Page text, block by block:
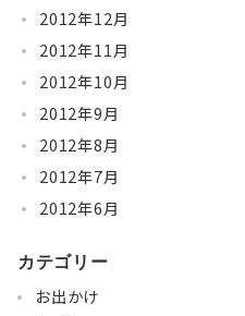
2012年12月
2012年11月
2012年10月
2012年9月
2012年8月
2012年7月
2012年6月
カテゴリー
お出かけ